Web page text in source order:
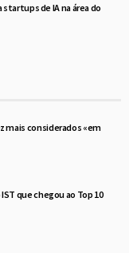
de IA na área do
mais considerados «em
que chegou ao Top 10